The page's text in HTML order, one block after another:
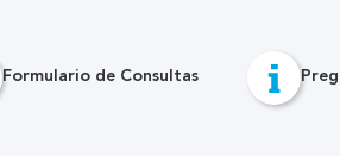
Formulario de Consultas